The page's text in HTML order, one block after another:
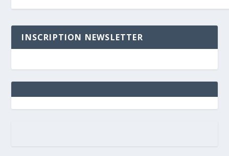
INSCRIPTION NEWSLETTER